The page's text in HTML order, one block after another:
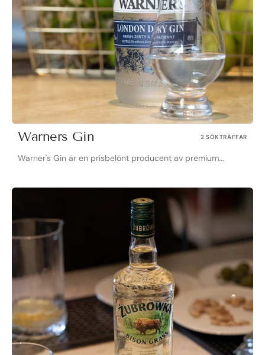
Warners Gin 2 SÖKTRÄFFAR
Warner's Gin är en prisbelönt producent av premium...